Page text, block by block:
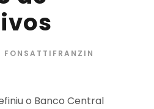
FONSATTIFRANZIN
o Banco Central